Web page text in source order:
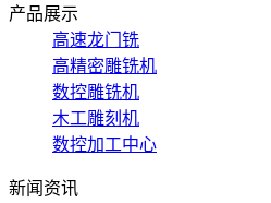
产品展示
高速龙门铣
高精密雕铣机
数控雕铣机
木工雕刻机
数控加工中心
新闻资讯